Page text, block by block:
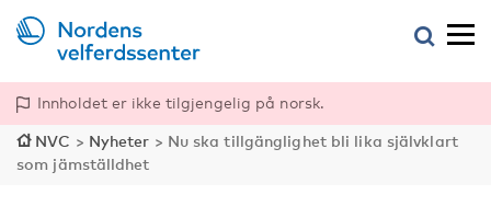
Innholdet er ikke tilgjengelig på norsk.
NVC > Nyheter > Nu ska tillgänglighet bli lika självklart
som jämställdhet